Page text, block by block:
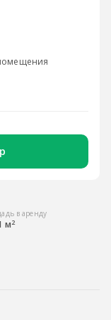
в аренду
м2